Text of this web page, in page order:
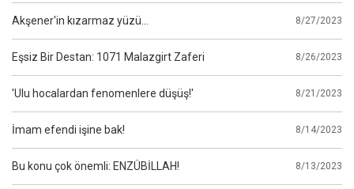
Akşener'in kızarmaz yüzü... 8/27/2023
Eşsiz Bir Destan: 1071 Malazgirt Zaferi 8/26/2023
'Ulu hocalardan fenomenlere düşüş!' 8/21/2023
İmam efendi işine bak! 8/14/2023
Bu konu çok önemli: ENZÜBİLLAH! 8/13/2023